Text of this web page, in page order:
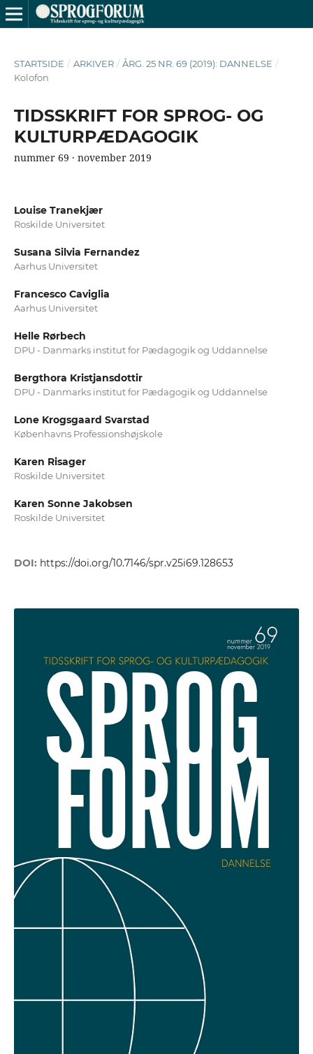
STARTSIDE / ARKIVER / ÅRG. 25 NR. 69 (2019): DANNELSE /
Kolofon
TIDSSKRIFT FOR SPROG- OG
KULTURPÆDAGOGIK
nummer 69 · november 2019
Louise Tranekjær
Roskilde Universitet
Susana Silvia Fernandez
Aarhus Universitet
Francesco Caviglia
Aarhus Universitet
Helle Rørbech
DPU - Danmarks institut for Pædagogik og Uddannelse
Bergthora Kristjansdottir
DPU - Danmarks institut for Pædagogik og Uddannelse
Lone Krogsgaard Svarstad
Københavns Professionshøjskole
Karen Risager
Roskilde Universitet
Karen Sonne Jakobsen
Roskilde Universitet
DOI: https://doi.org/10.7146/spr.v25i69.128653